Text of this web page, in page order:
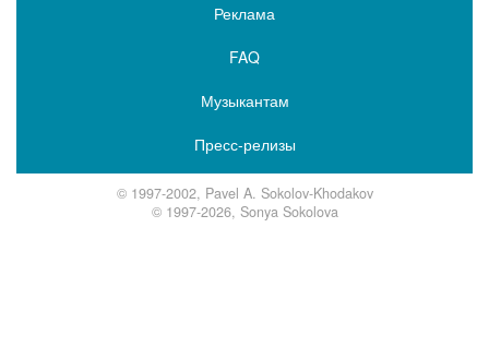
Реклама
FAQ
Музыкантам
Пресс-релизы
© 1997-2002, Pavel A. Sokolov-Khodakov
© 1997-2026, Sonya Sokolova